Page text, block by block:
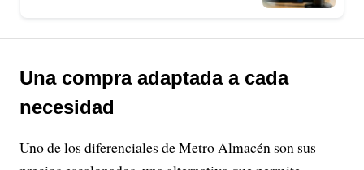
Una compra adaptada a cada
necesidad
Uno de los diferenciales de Metro Almacén son sus